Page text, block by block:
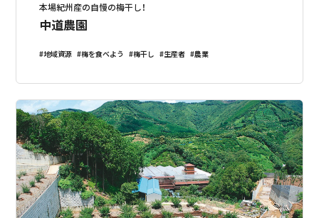
本場紀州産の自慢の梅干し！
中道農園
地域資源 梅を食べよう 梅干し 生産者 農業